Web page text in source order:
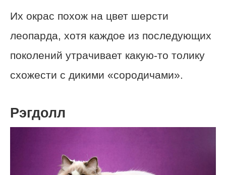
Их окрас похож на цвет шерсти
леопарда, хотя каждое из последующих
поколений утрачивает какую-то толику
схожести с дикими «сородичами».
Рэгдолл